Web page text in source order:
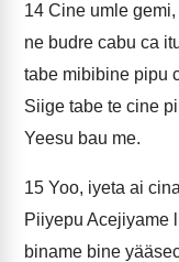
14 Cine umle
ne budre cabu ca
tabe mibibine pipu
Siige tabe te cine
Yeesu bau me.
15 Yoo, iyeta ai
Piiyepu Acejiyame
biname bine